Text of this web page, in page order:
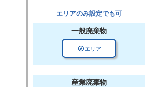
エリアのみ設定でも可
一般廃棄物
explore エリア
産業廃棄物